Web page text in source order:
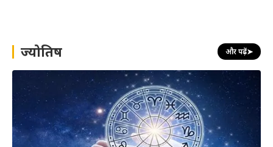
h ज्योतिष और पढ़ें➤